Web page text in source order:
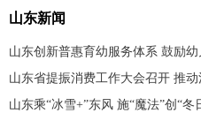
山东新闻
山东创新普惠育幼服务体系 鼓励
山东省提振消费工作大会召开 推
山东乘“冰雪+”东风 施“魔法”创“冬